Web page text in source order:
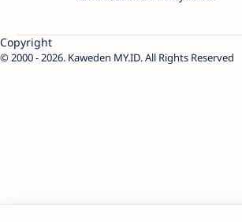
Copyright
2000 -2026. Kaweden MY.ID. All Rights Reserved